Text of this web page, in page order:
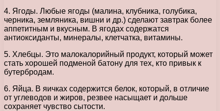
4. Ягоды. Любые ягоды (малина, клубника, голубика,
черника, земляника, вишни и др.) сделают завтрак более
аппетитным и вкусным. В ягодах содержатся
антиоксиданты, минералы, клетчатка, витамины.
5. Хлебцы. Это малокалорийный продукт, который может
стать хорошей подменой батону для тех, кто привык к
бутербродам.
6. Яйца. В яичках содержится белок, который, в отличие
от углеводов и жиров, резвее насыщает и дольше
сохраняет чувство сытости.